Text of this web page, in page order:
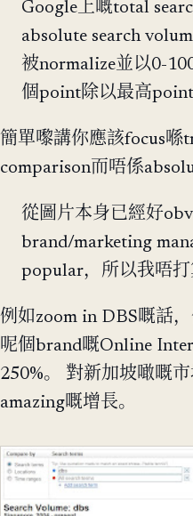
Google上嘅total
absolute search
被normalize並以0-
個point除以最高point
簡單嚟講你應該focus喺
comparison而唔係
從圖片本身已經好
brand/marketing
popular，所以我唔打
例如zoom in DBS嘅話
呢個brand嘅Online
250%。 對新加坡噉嘅
amazing嘅增長。